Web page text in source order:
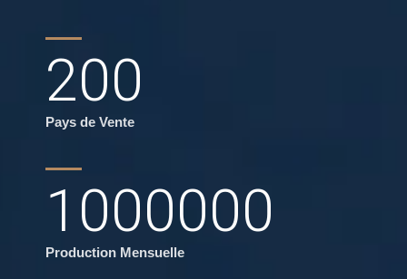
200
Pays de Vente
1000000
Production Mensuelle